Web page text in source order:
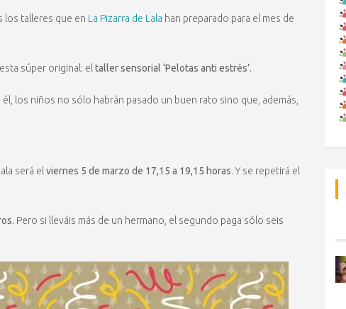
los talleres que en La Pizarra de Lala han preparado para el mes de
súper original: el taller sensorial ‘Pelotas anti estrés’.
los niños no sólo habrán pasado un buen rato sino que, además,
será el viernes 5 de marzo de 17,15 a 19,15 horas. Y se repetirá el
Pero si lleváis más de un hermano, el segundo paga sólo seis